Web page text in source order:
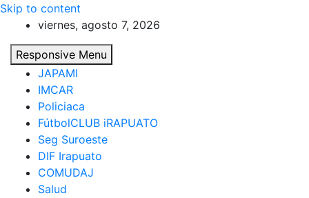
Skip to content
viernes, agosto 7, 2026
Responsive Menu
JAPAMI
IMCAR
Policiaca
FútbolCLUB iRAPUATO
Seg Suroeste
DIF Irapuato
COMUDAJ
Salud